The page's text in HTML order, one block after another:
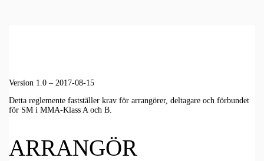
Version 1.0 – 2017-08-15
Detta reglemente fastställer krav för arrangörer, deltagare och förbundet
för SM i MMA-Klass A och B.
ARRANGÖR